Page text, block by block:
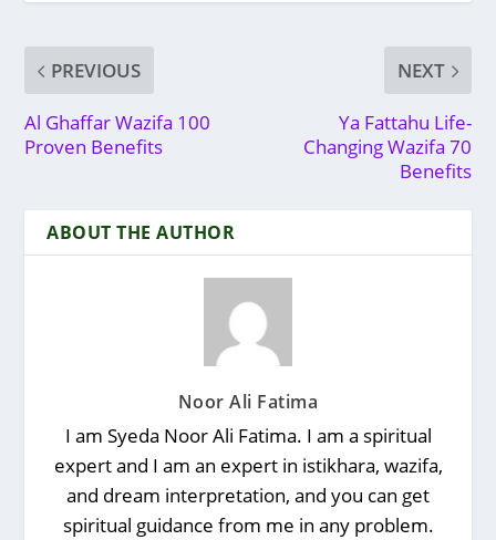
PREVIOUS
Al Ghaffar Wazifa 100
Proven Benefits
NEXT
Ya Fattahu Life-
Changing Wazifa 70
Benefits
ABOUT THE AUTHOR
Noor Ali Fatima
I am Syeda Noor Ali Fatima. I am a spiritual
expert and I am an expert in istikhara, wazifa,
and dream interpretation, and you can get
spiritual guidance from me in any problem.